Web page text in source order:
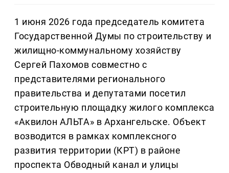
1 июня 2026 года председатель комитета
Государственной Думы по строительству и
жилищно-коммунальному хозяйству
Сергей Пахомов совместно с
представителями регионального
правительства и депутатами посетил
строительную площадку жилого комплекса
«Аквилон АЛЬТА» в Архангельске. Объект
возводится в рамках комплексного
развития территории (КРТ) в районе
проспекта Обводный канал и улицы